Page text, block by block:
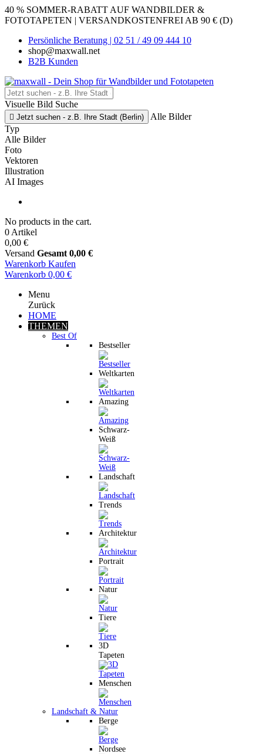
40 % SOMMER-RABATT AUF WANDBILDER &
FOTOTAPETEN | VERSANDKOSTENFREI AB 90 € (D)
Persönliche Beratung | 02 51 / 49 09 444 10
shop@maxwall.net
B2B Kunden
Visuelle Bild Suche
 Jetzt suchen - z.B. Ihre Stadt (Berlin)
Alle Bilder
Typ
Alle Bilder
Foto
Vektoren
Illustration
AI Images
No products in the cart.
0 Artikel
0,00 €
Versand Gesamt 0,00 €
Warenkorb Kaufen
Warenkorb 0,00 €
Menu
Zurück
HOME
THEMEN
Best Of
Bestseller
Weltkarten
Amazing
Schwarz-
Weiß
Landschaft
Trends
Architektur
Portrait
Natur
Tiere
3D
Tapeten
Menschen
Landschaft & Natur
Berge
Nordsee